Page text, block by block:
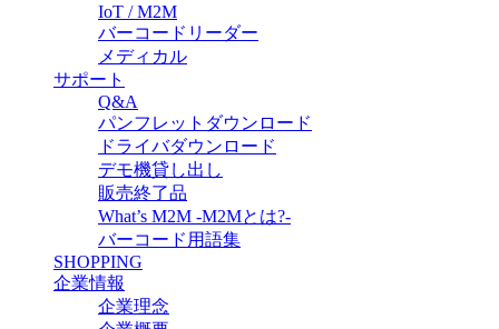
IoT / M2M
バーコードリーダー
メディカル
サポート
Q&A
パンフレットダウンロード
ドライバダウンロード
デモ機貸し出し
販売終了品
What’s M2M -M2Mとは?-
バーコード用語集
SHOPPING
企業情報
企業理念